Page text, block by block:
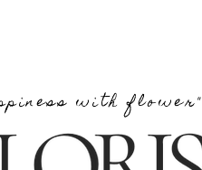
with flower"